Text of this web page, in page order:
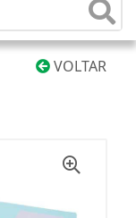
VOLTAR